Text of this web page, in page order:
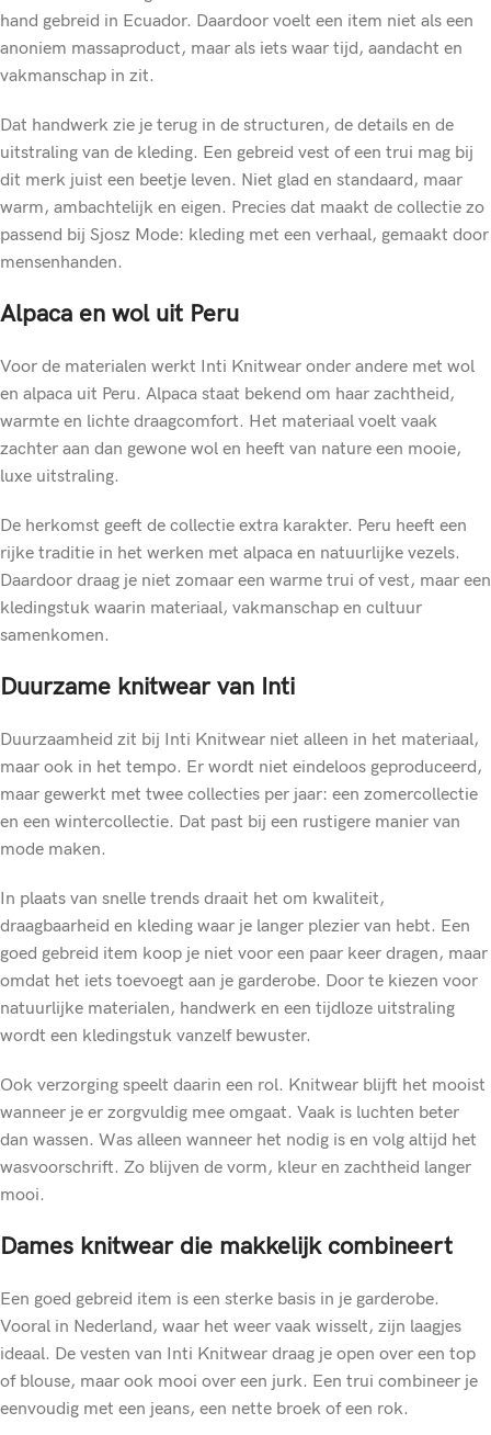
hand gebreid in Ecuador. Daardoor voelt een item niet als een
anoniem massaproduct, maar als iets waar tijd, aandacht en
vakmanschap in zit.
Dat handwerk zie je terug in de structuren, de details en de
uitstraling van de kleding. Een gebreid vest of een trui mag bij
dit merk juist een beetje leven. Niet glad en standaard, maar
warm, ambachtelijk en eigen. Precies dat maakt de collectie zo
passend bij Sjosz Mode: kleding met een verhaal, gemaakt door
mensenhanden.
Alpaca en wol uit Peru
Voor de materialen werkt Inti Knitwear onder andere met wol
en alpaca uit Peru. Alpaca staat bekend om haar zachtheid,
warmte en lichte draagcomfort. Het materiaal voelt vaak
zachter aan dan gewone wol en heeft van nature een mooie,
luxe uitstraling.
De herkomst geeft de collectie extra karakter. Peru heeft een
rijke traditie in het werken met alpaca en natuurlijke vezels.
Daardoor draag je niet zomaar een warme trui of vest, maar een
kledingstuk waarin materiaal, vakmanschap en cultuur
samenkomen.
Duurzame knitwear van Inti
Duurzaamheid zit bij Inti Knitwear niet alleen in het materiaal,
maar ook in het tempo. Er wordt niet eindeloos geproduceerd,
maar gewerkt met twee collecties per jaar: een zomercollectie
en een wintercollectie. Dat past bij een rustigere manier van
mode maken.
In plaats van snelle trends draait het om kwaliteit,
draagbaarheid en kleding waar je langer plezier van hebt. Een
goed gebreid item koop je niet voor een paar keer dragen, maar
omdat het iets toevoegt aan je garderobe. Door te kiezen voor
natuurlijke materialen, handwerk en een tijdloze uitstraling
wordt een kledingstuk vanzelf bewuster.
Ook verzorging speelt daarin een rol. Knitwear blijft het mooist
wanneer je er zorgvuldig mee omgaat. Vaak is luchten beter
dan wassen. Was alleen wanneer het nodig is en volg altijd het
wasvoorschrift. Zo blijven de vorm, kleur en zachtheid langer
mooi.
Dames knitwear die makkelijk combineert
Een goed gebreid item is een sterke basis in je garderobe.
Vooral in Nederland, waar het weer vaak wisselt, zijn laagjes
ideaal. De vesten van Inti Knitwear draag je open over een top
of blouse, maar ook mooi over een jurk. Een trui combineer je
eenvoudig met een jeans, een nette broek of een rok.